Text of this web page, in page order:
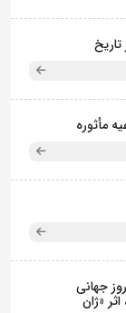
مأثوره
جهانی
اثر «ژان